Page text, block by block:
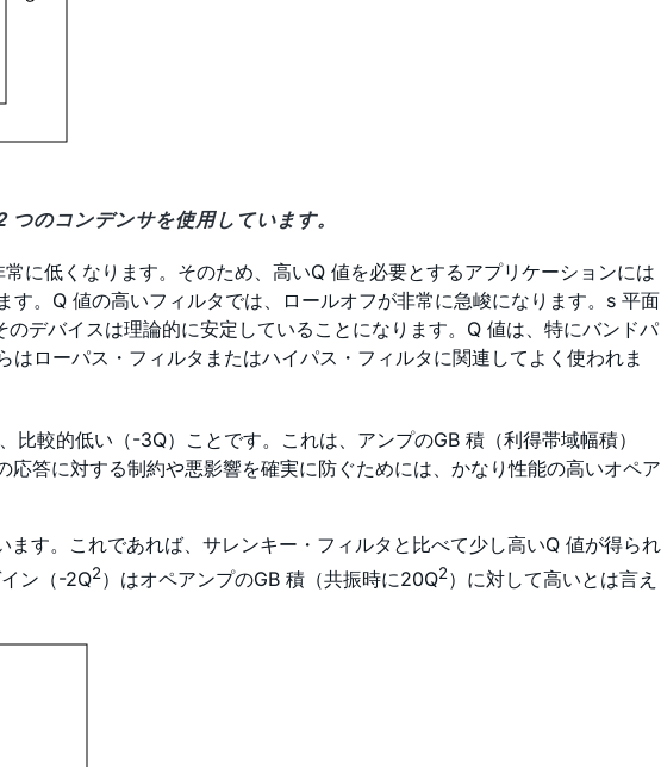
のコンデンサを使用しています。
に低くなります。そのため、高いQ 値を必要とするアプリケーションには
。Q 値の高いフィルタでは、ロールオフが非常に急峻になります。s 平面
デバイスは理論的に安定していることになります。Q 値は、特にバンドパ
ローパス・フィルタまたはハイパス・フィルタに関連してよく使われま
比較的低い（-3Q）ことです。これは、アンプのGB 積（利得帯域幅積）
答に対する制約や悪影響を確実に防ぐためには、かなり性能の高いオペア
す。これであれば、サレンキー・フィルタと比べて少し高いQ 値が得られ
ン（-2Q2）はオペアンプのGB 積（共振時に20Q2）に対して高いとは言え